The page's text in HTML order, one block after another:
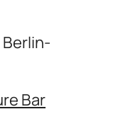
Bar